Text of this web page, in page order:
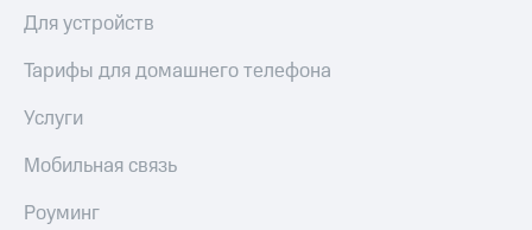
Музыка
КИОН
Скидка 30%
на связь
С картой
МТС
Для устройств
Тарифы для домашнего телефона
Услуги
Мобильная связь
Роуминг